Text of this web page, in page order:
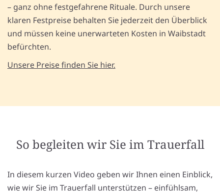
– ganz ohne festgefahrene Rituale. Durch unsere
klaren Festpreise behalten Sie jederzeit den Überblick
und müssen keine unerwarteten Kosten in Waibstadt
befürchten.
Unsere Preise finden Sie hier.
So begleiten wir Sie im Trauerfall
In diesem kurzen Video geben wir Ihnen einen Einblick,
wie wir Sie im Trauerfall unterstützen – einfühlsam,